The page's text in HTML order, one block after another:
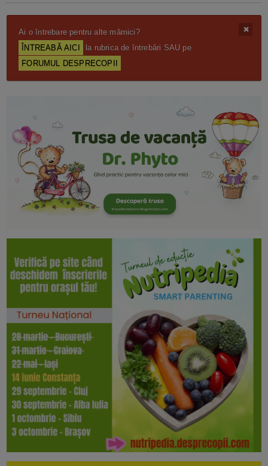
Ai o întrebare pentru alte mămici?
ÎNTREABĂ AICI
la rubrica de întrebări SAU pe
FORUMUL DESPRECOPII